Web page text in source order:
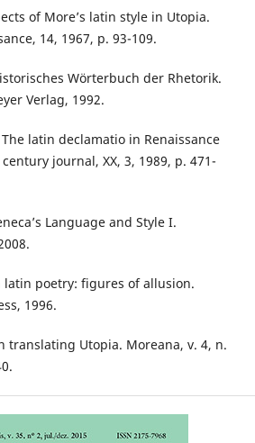
of More’s latin style in Utopia.
14, 1967, p. 93-109.
Wörterbuch der Rhetorik.
Verlag, 1992.
The latin declamatio in Renaissance
journal, XX, 3, 1989, p. 471-
Language and Style I.
latin poetry: figures of allusion.
1996.
translating Utopia. Moreana, v. 4, n.